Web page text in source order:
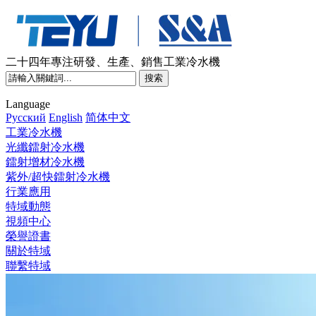
二十四年專注研發、生產、銷售工業冷水機
Language
Pусский English 简体中文
工業冷水機
光纖鐳射冷水機
鐳射增材冷水機
紫外/超快鐳射冷水機
行業應用
特域動態
視頻中心
榮譽證書
關於特域
聯繫特域